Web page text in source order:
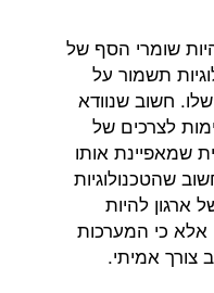
שומרי הסף של
תשמור על
הצביון הארגוני ותתאים ל – DNA שלו. חשוב שנוודא
לצרכים של
שמאפיינת אותו
שהטכנולוגיות
ארגון להיות
אלא כי המערכות
צורך אמיתי.